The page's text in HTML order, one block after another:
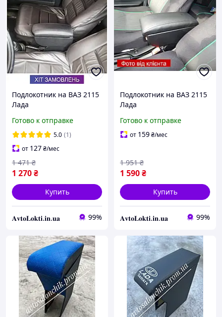
Подлокотник на ВАЗ 2115
Лада
Готово к отправке
5.0 (1)
от 127₴/мес
1 270₴
1 471 ₴
Купить
𝐀𝐯𝐭𝐨𝐋𝐨𝐤𝐭𝐢.𝐢𝐧.𝐮𝐚 99%
Подлокотник на ВАЗ 2115
Лада
Готово к отправке
от 159₴/мес
1 590₴
1 951 ₴
Купить
𝐀𝐯𝐭𝐨𝐋𝐨𝐤𝐭𝐢.𝐢𝐧.𝐮𝐚 99%